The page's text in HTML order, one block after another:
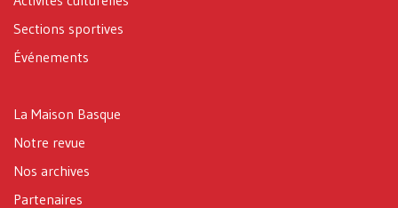
Sections sportives
Événements
La Maison Basque
Notre revue
Nos archives
Partenaires